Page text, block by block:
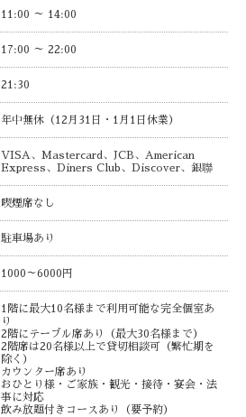
11:00 ～ 14:00
17:00 ～ 22:00
21:30
年中無休（12月31日・1月1日休業）
VISA、Mastercard、JCB、American
Express、Diners Club、Discover、銀聯
喫煙席なし
駐車場あり
1000～6000円
1階に最大10名様まで利用可能な完全個室あ
り
2階にテーブル席あり（最大30名様まで）
2階席は20名様以上で貸切相談可（繁忙期を
除く）
カウンター席あり
おひとり様・ご家族・観光・接待・宴会・法
事に対応
飲み放題付きコースあり（要予約）